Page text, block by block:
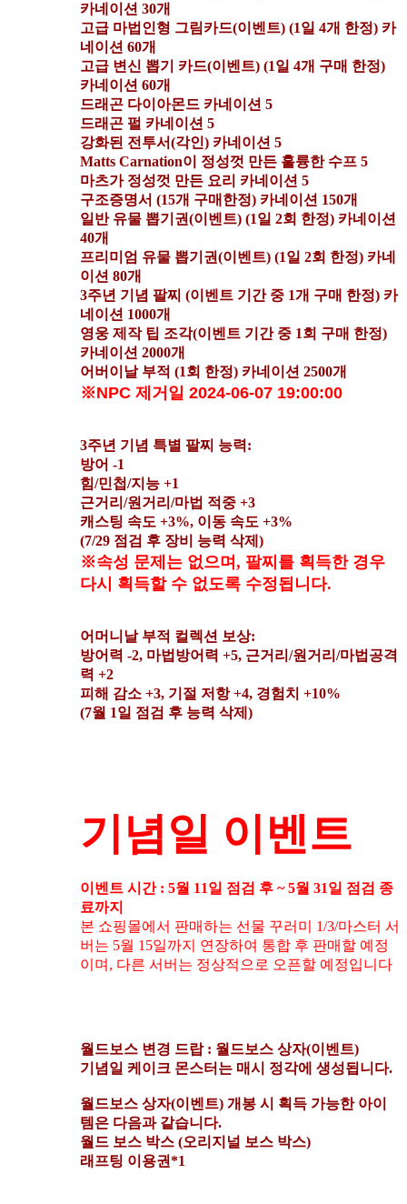
카네이션 30개
고급 마법인형 그림카드(이벤트) (1일 4개 한정) 카
네이션 60개
고급 변신 뽑기 카드(이벤트) (1일 4개 구매 한정)
카네이션 60개
드래곤 다이아몬드 카네이션 5
드래곤 펄 카네이션 5
강화된 전투서(각인) 카네이션 5
Matts Carnation이 정성껏 만든 훌륭한 수프 5
마츠가 정성껏 만든 요리 카네이션 5
구조증명서 (15개 구매한정) 카네이션 150개
일반 유물 뽑기권(이벤트) (1일 2회 한정) 카네이션
40개
프리미엄 유물 뽑기권(이벤트) (1일 2회 한정) 카네
이션 80개
3주년 기념 팔찌 (이벤트 기간 중 1개 구매 한정) 카
네이션 1000개
영웅 제작 팁 조각(이벤트 기간 중 1회 구매 한정)
카네이션 2000개
어버이날 부적 (1회 한정) 카네이션 2500개
※NPC 제거일 2024-06-07 19:00:00
3주년 기념 특별 팔찌 능력:
방어 -1
힘/민첩/지능 +1
근거리/원거리/마법 적중 +3
캐스팅 속도 +3%, 이동 속도 +3%
(7/29 점검 후 장비 능력 삭제)
※속성 문제는 없으며, 팔찌를 획득한 경우
다시 획득할 수 없도록 수정됩니다.
어머니날 부적 컬렉션 보상:
방어력 -2, 마법방어력 +5, 근거리/원거리/마법공격
력 +2
피해 감소 +3, 기절 저항 +4, 경험치 +10%
(7월 1일 점검 후 능력 삭제)
기념일 이벤트
이벤트 시간 : 5월 11일 점검 후 ~ 5월 31일 점검 종
료까지
본 쇼핑몰에서 판매하는 선물 꾸러미 1/3/마스터 서
버는 5월 15일까지 연장하여 통합 후 판매할 예정
이며, 다른 서버는 정상적으로 오픈할 예정입니다
월드보스 변경 드랍 : 월드보스 상자(이벤트)
기념일 케이크 몬스터는 매시 정각에 생성됩니다.
월드보스 상자(이벤트) 개봉 시 획득 가능한 아이
템은 다음과 같습니다.
월드 보스 박스 (오리지널 보스 박스)
래프팅 이용권*1